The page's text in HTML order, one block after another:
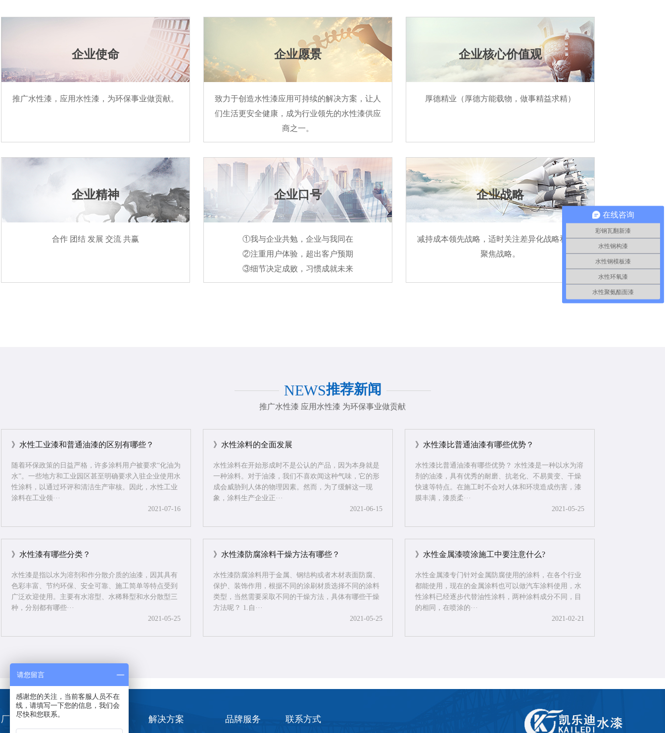
企业使命
推广水性漆，应用水性漆，为环保事业做贡献。
企业愿景
致力于创造水性漆应用可持续的解决方案，让人
们生活更安全健康，成为行业领先的水性漆供应
商之一。
企业核心价值观
厚德精业（厚德方能载物，做事精益求精）
企业精神
合作 团结 发展 交流 共赢
企业口号
①我与企业共勉，企业与我同在
②注重用户体验，超出客户预期
③细节决定成败，习惯成就未来
企业战略
减持成本领先战略，适时关注差异化战略和目标
聚焦战略。
NEWS推荐新闻
推广水性漆 应用水性漆 为环保事业做贡献
》水性工业漆和普通油漆的区别有哪些？
随着环保政策的日益严格，许多涂料用户被要求“化油为
水”。一些地方和工业园区甚至明确要求入驻企业使用水
性涂料，以通过环评和清洁生产审核。因此，水性工业
涂料在工业领···
2021-07-16
》水性涂料的全面发展
水性涂料在开始形成时不是公认的产品，因为本身就是
一种涂料。对于油漆，我们不喜欢闻这种气味，它的形
成会威胁到人体的物理因素。然而，为了缓解这一现
象，涂料生产企业正···
2021-06-15
》水性漆比普通油漆有哪些优势？
水性漆比普通油漆有哪些优势？ 水性漆是一种以水为溶
剂的油漆，具有优秀的耐磨、抗老化、不易黄变、干燥
快速等特点。在施工时不会对人体和环境造成伤害，漆
膜丰满，漆质柔···
2021-05-25
》水性漆有哪些分类？
水性漆是指以水为溶剂和作分散介质的油漆，因其具有
色彩丰富、节约环保、安全可靠、施工简单等特点受到
广泛欢迎使用。主要有水溶型、水稀释型和水分散型三
种，分别都有哪些···
2021-05-25
》水性漆防腐涂料干燥方法有哪些？
水性漆防腐涂料用于金属、钢结构或者木材表面防腐、
保护、装饰作用，根据不同的涂刷材质选择不同的涂料
类型，当然需要采取不同的干燥方法，具体有哪些干燥
方法呢？ 1.自···
2021-05-25
》水性金属漆喷涂施工中要注意什么?
水性金属漆专门针对金属防腐使用的涂料，在各个行业
都能使用，现在的金属涂料也可以做汽车涂料使用，水
性涂料已经逐步代替油性涂料，两种涂料成分不同，目
的相同，在喷涂的···
2021-02-21
厂家介绍 解决方案 品牌服务 联系方式
在线咨询
彩钢瓦翻新漆
水性钢构漆
水性钢模板漆
水性环氧漆
水性聚氨酯面漆
请您留言
感谢您的关注，当前客服人员不在
线，请填写一下您的信息，我们会
尽快和您联系。